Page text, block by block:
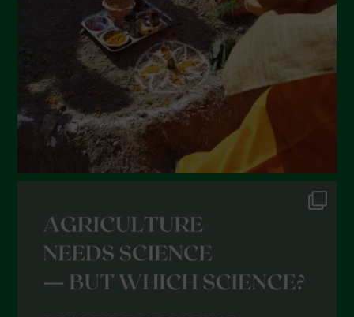
Aprile 2022
Marzo 2022
Febbraio 2022
Gennaio 2022
Dicembre 2021
Novembre 2021
Settembre 2021
Agosto 2021
Luglio 2021